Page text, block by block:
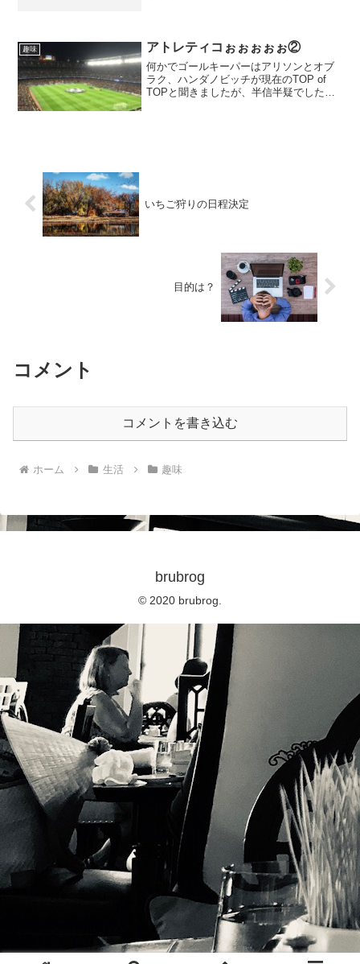
姫、ナウシカ、ラピュタの...
趣味 アトレティコぉぉぉぉぉ②
何かでゴールキーパーはアリソンとオブ
ラク、ハンダノビッチが現在のTOP of
TOPと聞きましたが、半信半疑でした。
いちご狩りの日程決定
目的は？
コメント
コメントを書き込む
ホーム 生活 趣味
brubrog
© 2020 brubrog.